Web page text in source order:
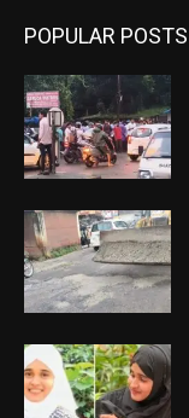
POPULAR POSTS